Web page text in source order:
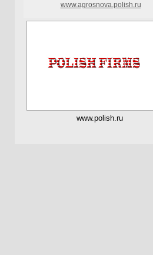
www.agrosnova.polish.ru
www.polish.ru